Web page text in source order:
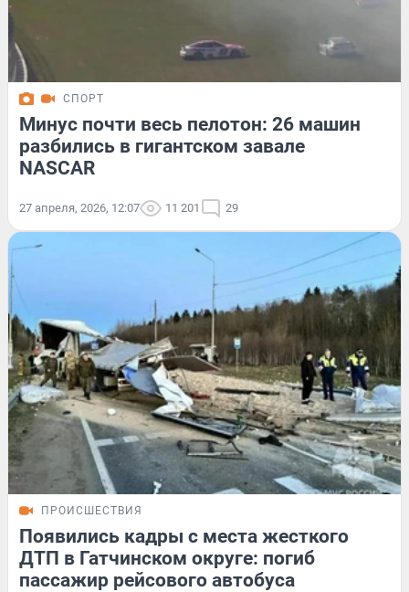
СПОРТ
Минус почти весь пелотон: 26 машин
разбились в гигантском завале
NASCAR
27 апреля, 2026, 12:07 11 201 29
ПРОИСШЕСТВИЯ
Появились кадры с места жесткого
ДТП в Гатчинском округе: погиб
пассажир рейсового автобуса